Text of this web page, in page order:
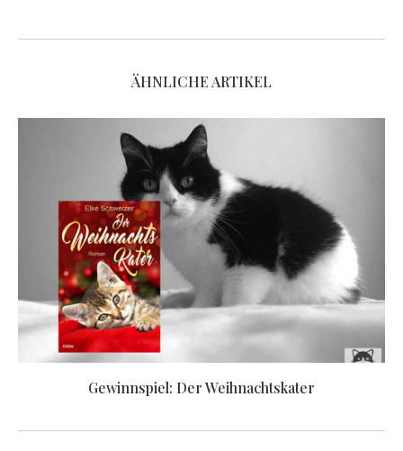
ÄHNLICHE ARTIKEL
Gewinnspiel: Der Weihnachtskater